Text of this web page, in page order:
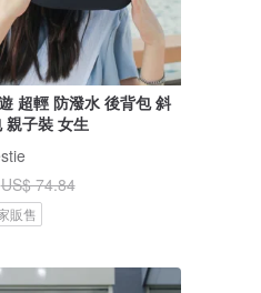
超輕 防潑水 後背包 斜
親子裝 女生
US$ 74.84
販售